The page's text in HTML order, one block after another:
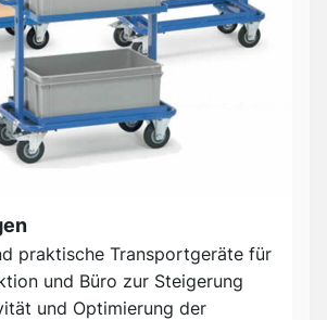
praktische Transportgeräte für
und Büro zur Steigerung
und Optimierung der